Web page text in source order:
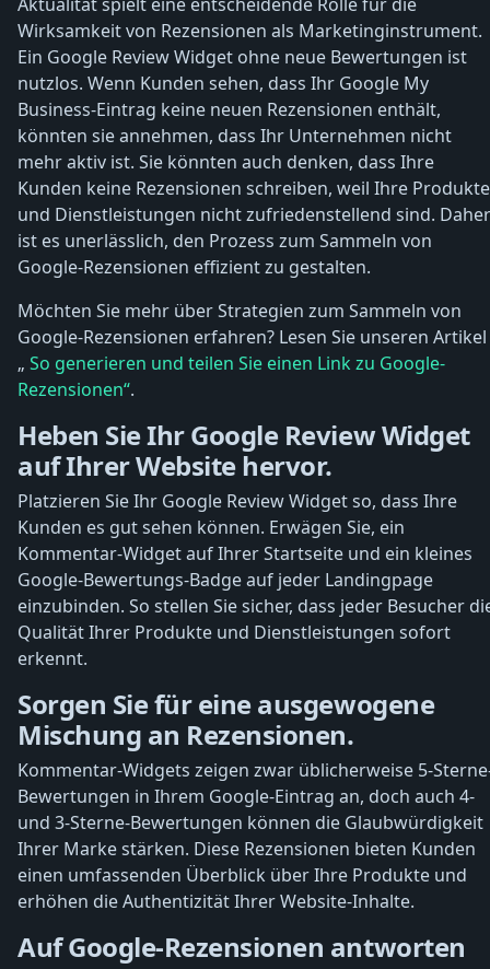
Wirksamkeit von Rezensionen als Marketinginstrument.
Ein Google Review Widget ohne neue Bewertungen ist
nutzlos. Wenn Kunden sehen, dass Ihr Google My
Business-Eintrag keine neuen Rezensionen enthält,
könnten sie annehmen, dass Ihr Unternehmen nicht
mehr aktiv ist. Sie könnten auch denken, dass Ihre
Kunden keine Rezensionen schreiben, weil Ihre Produkte
und Dienstleistungen nicht zufriedenstellend sind. Daher
ist es unerlässlich, den Prozess zum Sammeln von
Google-Rezensionen effizient zu gestalten.
Möchten Sie mehr über Strategien zum Sammeln von
Google-Rezensionen erfahren? Lesen Sie unseren Artikel
„ So generieren und teilen Sie einen Link zu Google-
Rezensionen“.
Heben Sie Ihr Google Review Widget
auf Ihrer Website hervor.
Platzieren Sie Ihr Google Review Widget so, dass Ihre
Kunden es gut sehen können. Erwägen Sie, ein
Kommentar-Widget auf Ihrer Startseite und ein kleines
Google-Bewertungs-Badge auf jeder Landingpage
einzubinden. So stellen Sie sicher, dass jeder Besucher
Qualität Ihrer Produkte und Dienstleistungen sofort
erkennt.
Sorgen Sie für eine ausgewogene
Mischung an Rezensionen.
Kommentar-Widgets zeigen zwar üblicherweise 5-
Bewertungen in Ihrem Google-Eintrag an, doch auch 4-
und 3-Sterne-Bewertungen können die Glaubwürdigkeit
Ihrer Marke stärken. Diese Rezensionen bieten Kunden
einen umfassenden Überblick über Ihre Produkte und
erhöhen die Authentizität Ihrer Website-Inhalte.
Auf Google-Rezensionen antworten